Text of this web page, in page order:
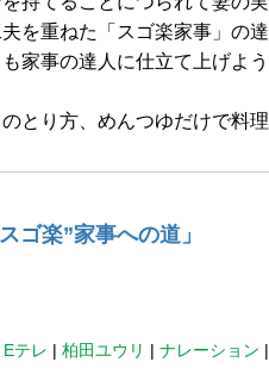
を重ねた「スゴ楽家事」の達
家事の達人に仕立て上げよ
とり方、めんつゆだけで料理
ゴ楽”家事への道」
Eテレ | 柏田ユウリ | ナレーション |